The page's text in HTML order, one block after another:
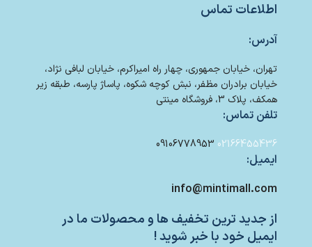
اطلاعات تماس
آدرس:
تهران، خیابان جمهوری، چهار راه امیراکرم، خیابان لبافی نژاد،
خیابان برادران مظفر، نبش کوچه شکوه، پاساژ پارسه، طبقه زیر
همکف، پلاک 3، فروشگاه مینتی
تلفن تماس:
02166455436
09106778953
ایمیل:
info@mintimall.com
از جدید ترین تخفیف ها و محصولات ما در
ایمیل خود با خبر شوید !